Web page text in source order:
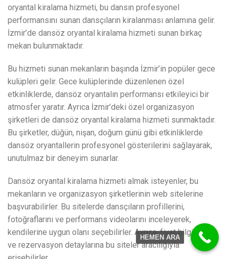
oryantal kiralama hizmeti, bu dansın profesyonel
performansını sunan dansçıların kiralanması anlamına gelir.
İzmir’de dansöz oryantal kiralama hizmeti sunan birkaç
mekan bulunmaktadır.
Bu hizmeti sunan mekanların başında İzmir’in popüler gece
kulüpleri gelir. Gece kulüplerinde düzenlenen özel
etkinliklerde, dansöz oryantalın performansı etkileyici bir
atmosfer yaratır. Ayrıca İzmir’deki özel organizasyon
şirketleri de dansöz oryantal kiralama hizmeti sunmaktadır.
Bu şirketler, düğün, nişan, doğum günü gibi etkinliklerde
dansöz oryantallerin profesyonel gösterilerini sağlayarak,
unutulmaz bir deneyim sunarlar.
Dansöz oryantal kiralama hizmeti almak isteyenler, bu
mekanların ve organizasyon şirketlerinin web sitelerine
başvurabilirler. Bu sitelerde dansçıların profillerini,
fotoğraflarını ve performans videolarını inceleyerek,
kendilerine uygun olanı seçebilirler. Ayrıca, fiyat bilgilerine
ve rezervasyon detaylarına bu siteler aracılığıyla
HEMEN ARA